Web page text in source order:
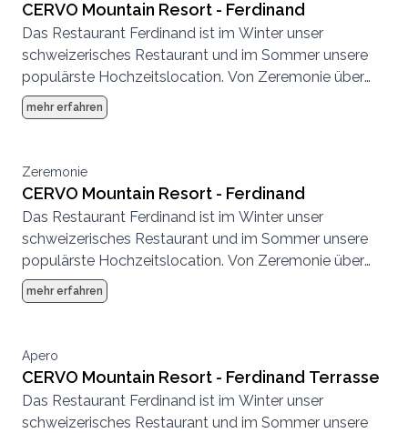
CERVO Mountain Resort - Ferdinand
Das Restaurant Ferdinand ist im Winter unser
schweizerisches Restaurant und im Sommer unsere
populärste Hochzeitslocation. Von Zeremonie über
Abendessen bis zur Party, hier können wir eine
komplette Hochzeit von Anfang bis Ende
mehr erfahren
Zeremonie
CERVO Mountain Resort - Ferdinand
Das Restaurant Ferdinand ist im Winter unser
schweizerisches Restaurant und im Sommer unsere
populärste Hochzeitslocation. Von Zeremonie über
Abendessen bis zur Party, hier können wir eine
komplette Hochzeit von Anfang bis Ende
mehr erfahren
Apero
CERVO Mountain Resort - Ferdinand Terrasse
Das Restaurant Ferdinand ist im Winter unser
schweizerisches Restaurant und im Sommer unsere